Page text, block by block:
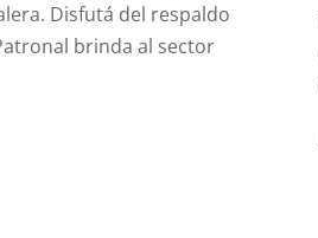
Disfutá del respaldo
brinda al sector